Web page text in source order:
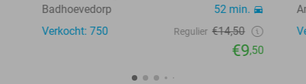
Badhoevedorp
52 min.
Verkocht: 750
Regulier €14,50
€9,50